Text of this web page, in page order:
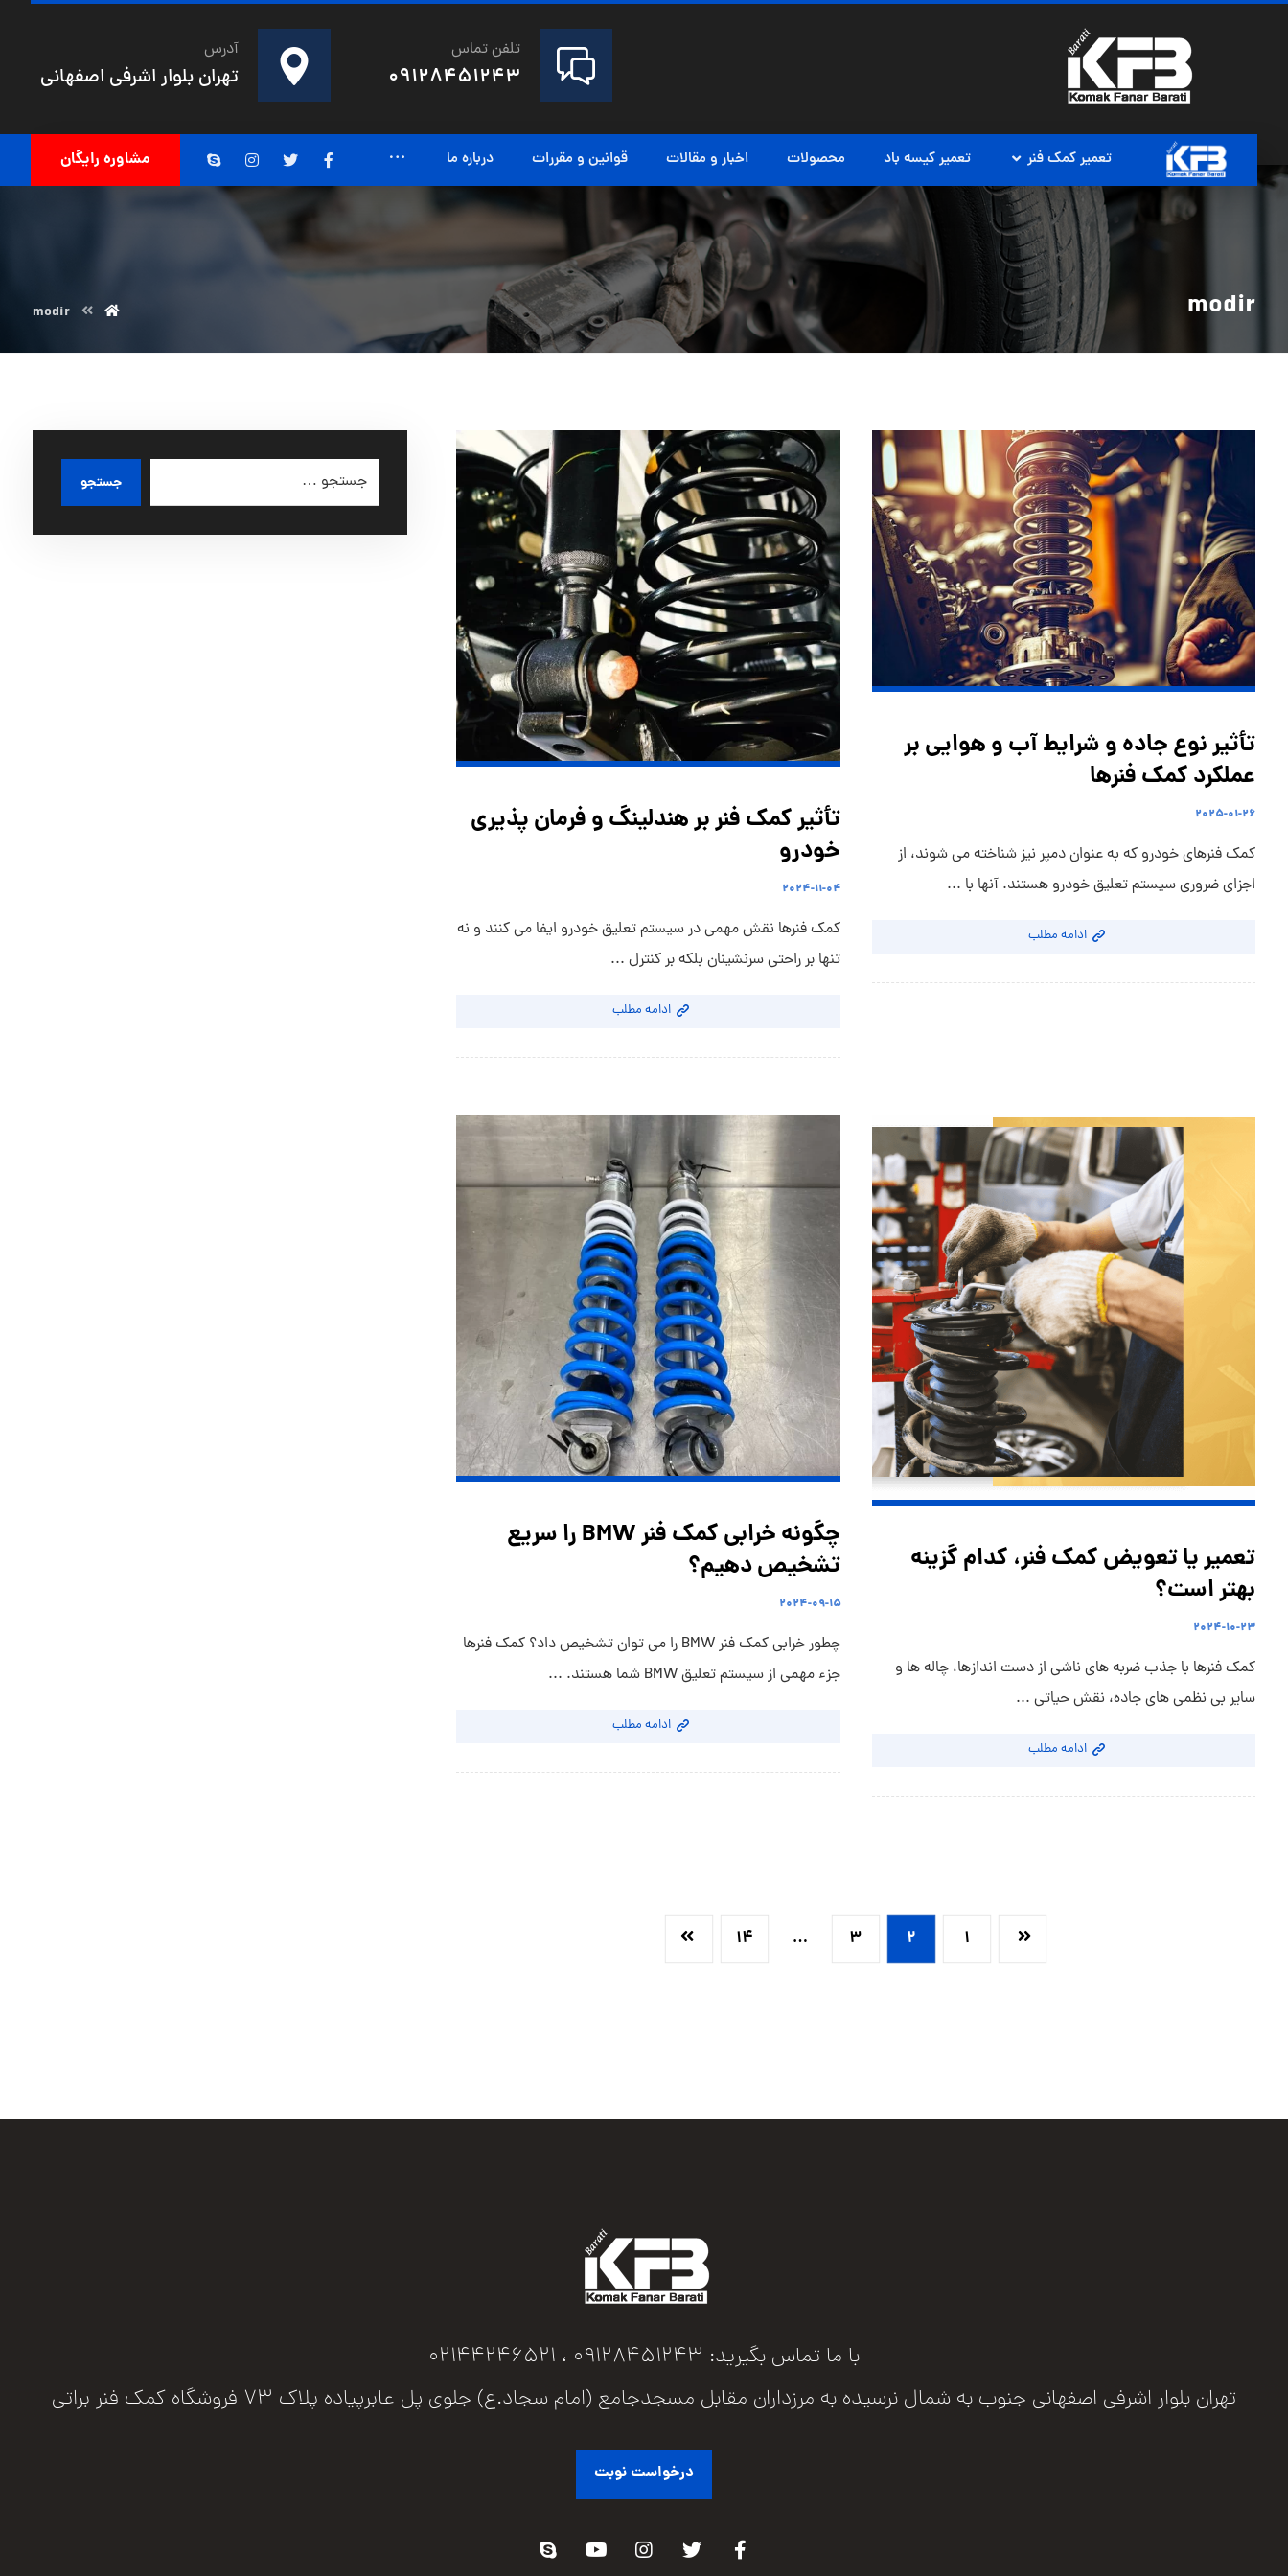
آدرس
تهران بلوار اشرفی اصفهانی
تلفن تماس
09128451243
تعمیر کمک فنر تعمیر کیسه باد محصولات اخبار و مقالات قوانین و مقررات درباره ما مشاوره رایگان
modir
modir
تأثیر نوع جاده و شرایط آب و هوایی بر
عملکرد کمک ‌فنرها
۲۰۲۵-۰۱-۲۶
کمک فنرهای خودرو که به عنوان دمپر نیز شناخته می شوند، از
اجزای ضروری سیستم تعلیق خودرو هستند. آنها با ...
ادامه مطلب
تأثیر کمک‌ فنر بر هندلینگ و فرمان ‌پذیری
خودرو
۲۰۲۴-۱۱-۰۴
کمک فنرها نقش مهمی در سیستم تعلیق خودرو ایفا می کنند و نه
تنها بر راحتی سرنشینان بلکه بر کنترل ...
ادامه مطلب
تعمیر یا تعویض کمک فنر، کدام گزینه
بهتر است؟
۲۰۲۴-۱۰-۲۳
کمک فنرها با جذب ضربه های ناشی از دست اندازها، چاله ها و
سایر بی نظمی های جاده، نقش حیاتی ...
ادامه مطلب
چگونه خرابی کمک فنر BMW را سریع
تشخیص دهیم؟
۲۰۲۴-۰۹-۱۵
چطور خرابی کمک فنر BMW را می توان تشخیص داد؟ کمک فنرها
جزء مهمی از سیستم تعلیق BMW شما هستند. ...
ادامه مطلب
۱ ۲ ۳ … ۱۴
جستجو
با ما تماس بگیرید: 09128451243 ، 02144246521
تهران بلوار اشرفی اصفهانی جنوب به شمال نرسیده به مرزداران مقابل مسجدجامع (امام سجاد.ع) جلوی پل عابرپیاده پلاک 73 فروشگاه کمک فنر براتی
درخواست نوبت